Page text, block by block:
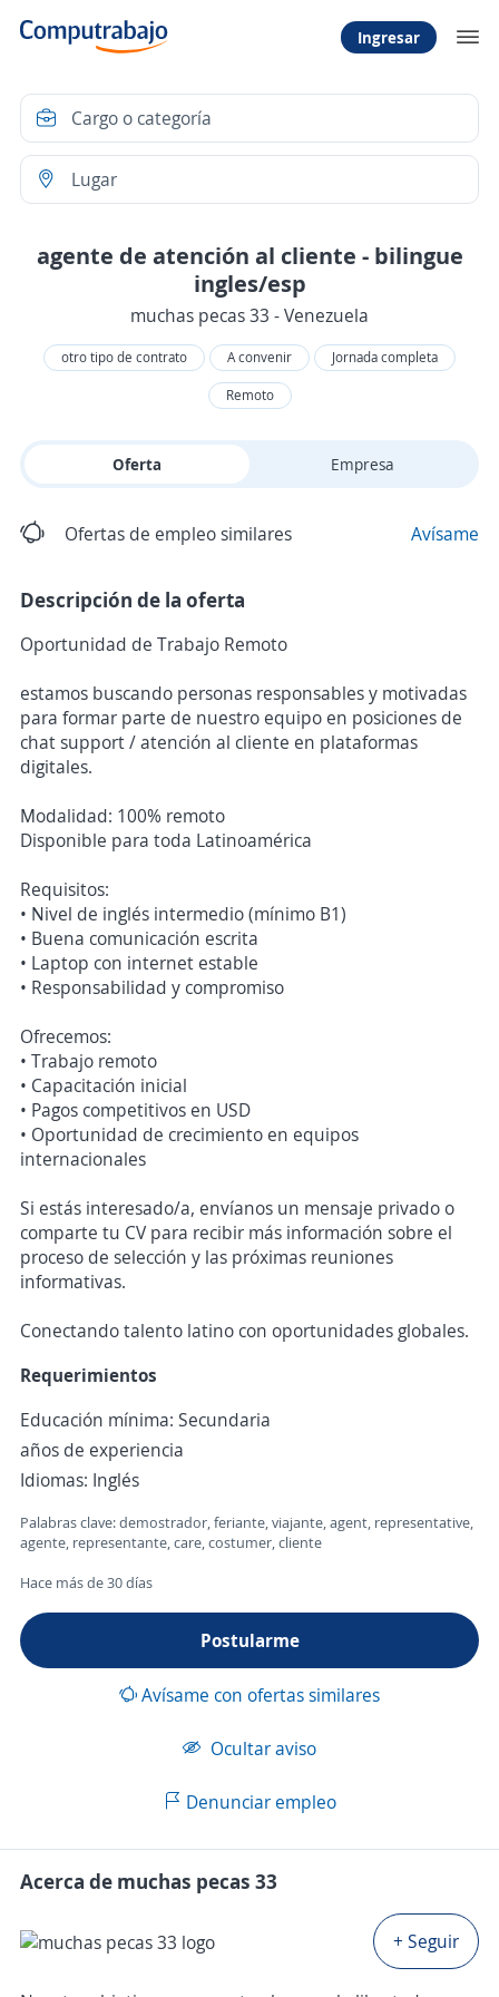
Ingresar
agente de atención al cliente - bilingue
ingles/esp
muchas pecas 33 - Venezuela
otro tipo de contrato A convenir
Jornada completa
Remoto
Oferta Empresa
Ofertas de empleo similares Avísame
Descripción de la oferta
Oportunidad de Trabajo Remoto
estamos buscando personas responsables y motivadas
para formar parte de nuestro equipo en posiciones de
chat support / atención al cliente en plataformas
digitales.
Modalidad: 100% remoto
Disponible para toda Latinoamérica
Requisitos:
• Nivel de inglés intermedio (mínimo B1)
• Buena comunicación escrita
• Laptop con internet estable
• Responsabilidad y compromiso
Ofrecemos:
• Trabajo remoto
• Capacitación inicial
• Pagos competitivos en USD
• Oportunidad de crecimiento en equipos
internacionales
Si estás interesado/a, envíanos un mensaje privado o
comparte tu CV para recibir más información sobre el
proceso de selección y las próximas reuniones
informativas.
Conectando talento latino con oportunidades globales.
Requerimientos
Educación mínima: Secundaria
años de experiencia
Idiomas: Inglés
Palabras clave: demostrador, feriante, viajante, agent, representative,
agente, representante, care, costumer, cliente
Hace más de 30 días
Postularme
Avísame con ofertas similares
Ocultar aviso
Denunciar empleo
Acerca de muchas pecas 33
+ Seguir